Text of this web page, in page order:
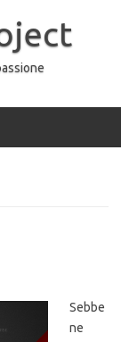
Sebbe
ne